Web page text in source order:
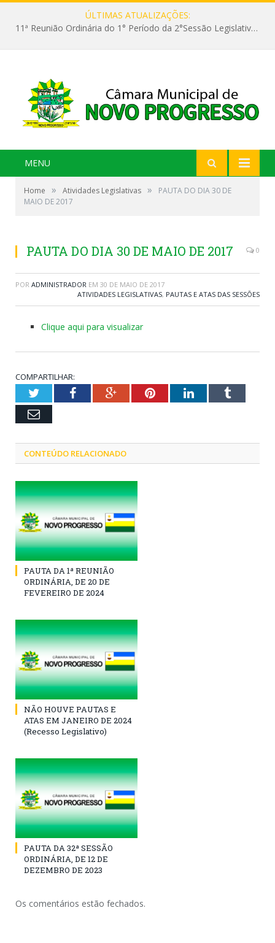
ÚLTIMAS ATUALIZAÇÕES:
11ª Reunião Ordinária do 1° Período da 2°Sessão Legislativa da 9ª Legislatura do Poder Legislativo
MENU
Home » Atividades Legislativas »
PAUTA DO DIA 30 DE
MAIO DE 2017
PAUTA DO DIA 30 DE MAIO DE 2017 0
POR ADMINISTRADOR EM 30 DE MAIO DE 2017
ATIVIDADES LEGISLATIVAS, PAUTAS E ATAS DAS SESSÕES
Clique aqui para visualizar
COMPARTILHAR:
TwitterFacebookGoogle+PinterestLinkedInTumblr
Email
CONTEÚDO RELACIONADO
PAUTA DA 1ª REUNIÃO
ORDINÁRIA, DE 20 DE
FEVEREIRO DE 2024
NÃO HOUVE PAUTAS E
ATAS EM JANEIRO DE 2024
(Recesso Legislativo)
PAUTA DA 32ª SESSÃO
ORDINÁRIA, DE 12 DE
DEZEMBRO DE 2023
Os comentários estão fechados.